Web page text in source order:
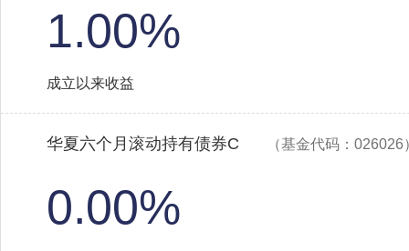
1.00%
成立以来收益
华夏六个月滚动持有债券C （基金代码：026026
0.00%